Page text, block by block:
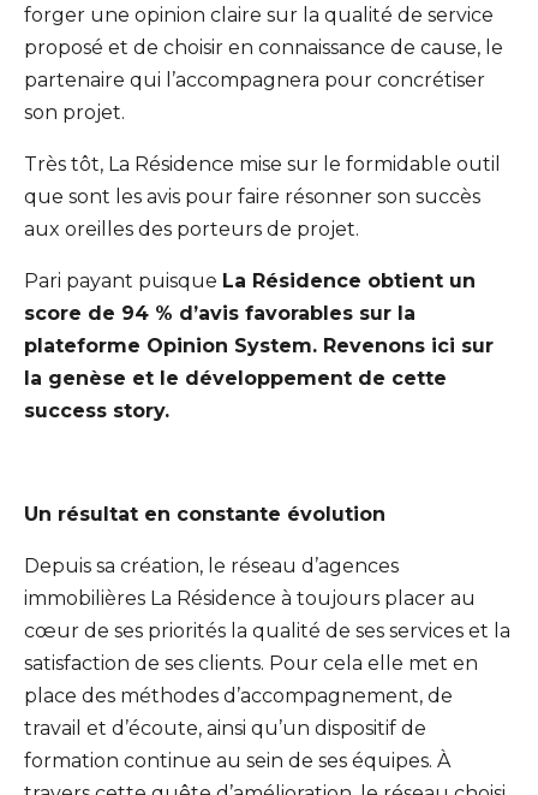
forger une opinion claire sur la qualité de service
proposé et de choisir en connaissance de cause, le
partenaire qui l’accompagnera pour concrétiser
son projet.
Très tôt, La Résidence mise sur le formidable outil
que sont les avis pour faire résonner son succès
aux oreilles des porteurs de projet.
Pari payant puisque La Résidence obtient un
score de 94 % d’avis favorables sur la
plateforme Opinion System. Revenons ici sur
la genèse et le développement de cette
success story.
Un résultat en constante évolution
Depuis sa création, le réseau d’agences
immobilières La Résidence à toujours placer au
cœur de ses priorités la qualité de ses services et la
satisfaction de ses clients. Pour cela elle met en
place des méthodes d’accompagnement, de
travail et d’écoute, ainsi qu’un dispositif de
formation continue au sein de ses équipes. À